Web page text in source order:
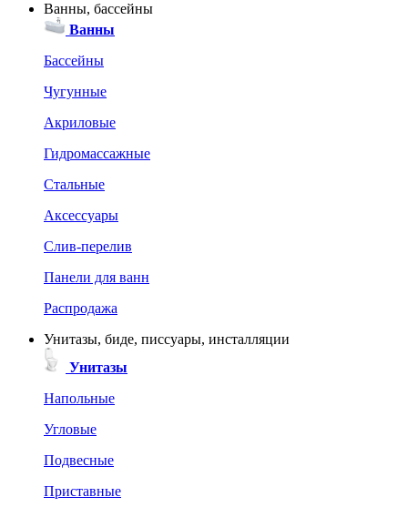
Ванны, бассейны
Ванны
Бассейны
Чугунные
Акриловые
Гидромассажные
Стальные
Аксессуары
Слив-перелив
Панели для ванн
Распродажа
Унитазы, биде, писсуары, инсталляции
Унитазы
Напольные
Угловые
Подвесные
Приставные